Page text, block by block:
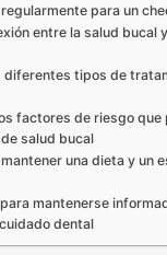
para un
entre la salud bucal
diferentes tipos de
factores de riesgo que
salud bucal
una dieta y un
mantenerse
dental